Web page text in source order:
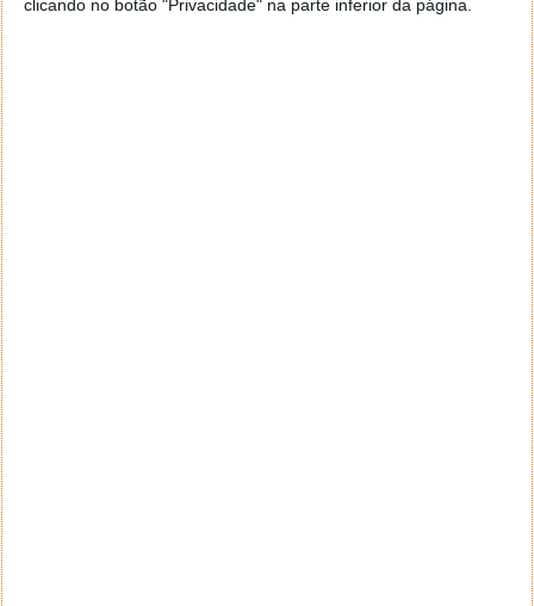
clicando no botão "Privacidade" na parte inferior da página.
Acompanhe o Pplware no Google Notícias